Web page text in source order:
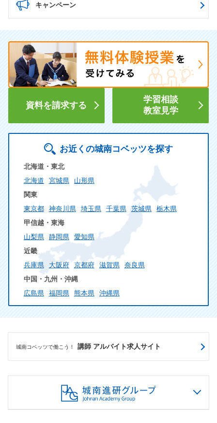
キャンペーン
資料を請求する
学習相談
教室見学
お近くの城南コベッツを探す
北海道・東北
北海道
宮城県
山形県
関東
東京都
神奈川県 埼玉県 千葉県 茨城県
栃木県
甲信越・東海
山梨県
静岡県
愛知県
近畿
兵庫県
大阪府 京都府 滋賀県
奈良県
中国・九州・沖縄
広島県
福岡県 熊本県 沖縄県
城南コベッツで働こう！ 講師 アルバイト求人サイト